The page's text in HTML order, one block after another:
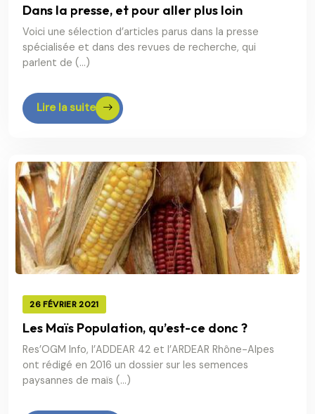
Dans la presse, et pour aller plus loin
Voici une sélection d’articles parus dans la presse
spécialisée et dans des revues de recherche, qui
parlent de (…)
Lire la suite
26 FÉVRIER 2021
Les Maïs Population, qu’est-ce donc ?
Res’OGM Info, l’ADDEAR 42 et l’ARDEAR Rhône-Alpes
ont rédigé en 2016 un dossier sur les semences
paysannes de maïs (…)